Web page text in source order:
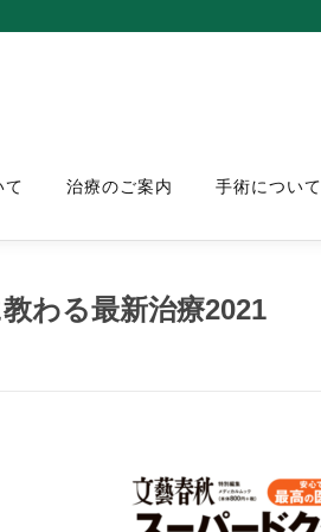
て 治療のご案内 手術について
わる最新治療2021